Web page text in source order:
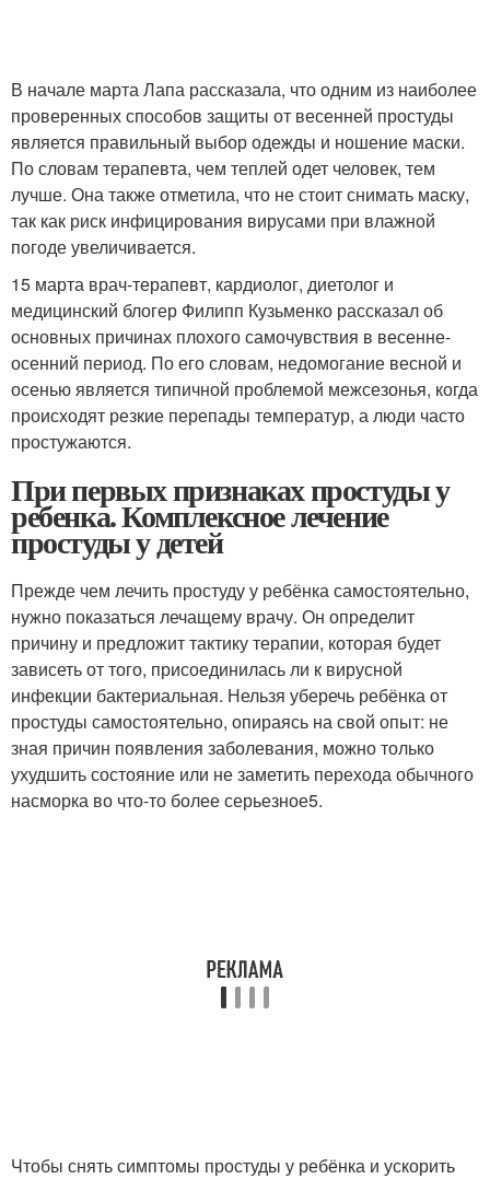
В начале марта Лапа рассказала, что одним из наиболее
проверенных способов защиты от весенней простуды
является правильный выбор одежды и ношение маски.
По словам терапевта, чем теплей одет человек, тем
лучше. Она также отметила, что не стоит снимать маску,
так как риск инфицирования вирусами при влажной
погоде увеличивается.
15 марта врач-терапевт, кардиолог, диетолог и
медицинский блогер Филипп Кузьменко рассказал об
основных причинах плохого самочувствия в весенне-
осенний период. По его словам, недомогание весной и
осенью является типичной проблемой межсезонья, когда
происходят резкие перепады температур, а люди часто
простужаются.
При первых признаках простуды у
ребенка. Комплексное лечение
простуды у детей
Прежде чем лечить простуду у ребёнка самостоятельно,
нужно показаться лечащему врачу. Он определит
причину и предложит тактику терапии, которая будет
зависеть от того, присоединилась ли к вирусной
инфекции бактериальная. Нельзя уберечь ребёнка от
простуды самостоятельно, опираясь на свой опыт: не
зная причин появления заболевания, можно только
ухудшить состояние или не заметить перехода обычного
насморка во что-то более серьезное5.
Чтобы снять симптомы простуды у ребёнка и ускорить